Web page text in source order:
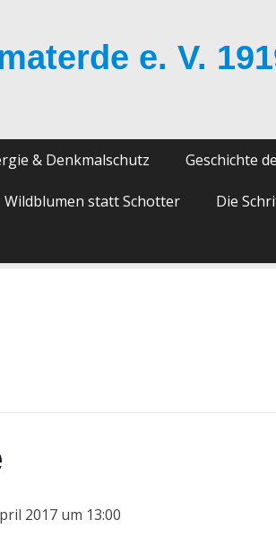
e. V.
& Denkmalschutz Geschichte
Wildblumen statt Schotter Die
2017 um 13:00